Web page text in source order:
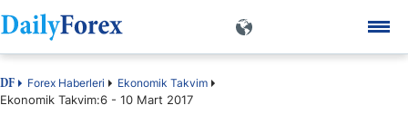
DF Forex Haberleri Ekonomik Takvim
Ekonomik Takvim:6 - 10 Mart 2017